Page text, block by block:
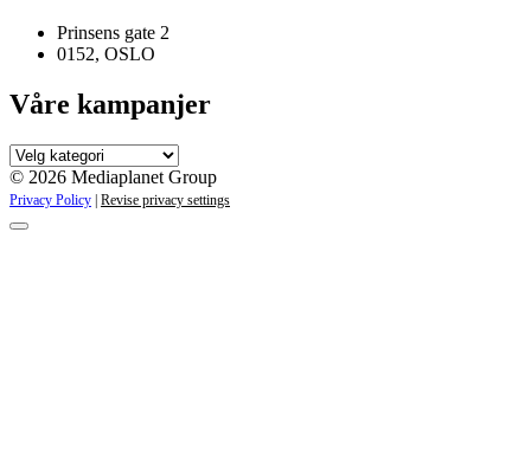
Prinsens gate 2
0152, OSLO
Våre kampanjer
Våre
kampanjer
© 2026 Mediaplanet Group
Privacy Policy Revise privacy settings